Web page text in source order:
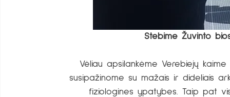
Stebime Žuvinto
Vėliau apsilankėme Verebiejų
susipažinome su mažais ir dideliais
fiziologines ypatybes. Taip pat